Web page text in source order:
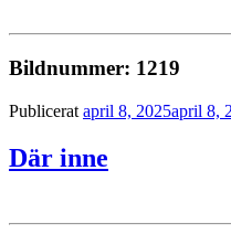
Bildnummer: 1219
Publicerat april 8, 2025april 8,
Där inne